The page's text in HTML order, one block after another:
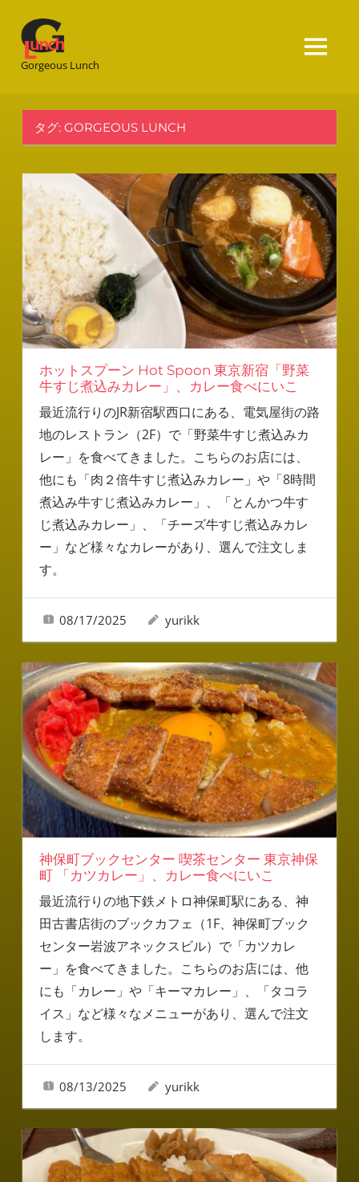
Gorgeous Lunch
タグ: GORGEOUS LUNCH
ホットスプーン Hot Spoon 東京新宿「野菜
牛すじ煮込みカレー」、カレー食べにいこ
最近流行りのJR新宿駅西口にある、電気屋街の路
地のレストラン（2F）で「野菜牛すじ煮込みカ
レー」を食べてきました。こちらのお店には、
他にも「肉２倍牛すじ煮込みカレー」や「8時間
煮込み牛すじ煮込みカレー」、「とんかつ牛す
じ煮込みカレー」、「チーズ牛すじ煮込みカレ
ー」など様々なカレーがあり、選んで注文しま
す。
08/17/2025 yurikk
神保町ブックセンター 喫茶センター 東京神保
町 「カツカレー」、カレー食べにいこ
最近流行りの地下鉄メトロ神保町駅にある、神
田古書店街のブックカフェ（1F、神保町ブック
センター岩波アネックスビル）で「カツカレ
ー」を食べてきました。こちらのお店には、他
にも「カレー」や「キーマカレー」、「タコラ
イス」など様々なメニューがあり、選んで注文
します。
08/13/2025 yurikk